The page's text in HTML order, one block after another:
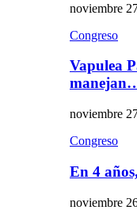
noviembre
Congreso
Vapulea
noviembre
Congreso
En 4
noviembre